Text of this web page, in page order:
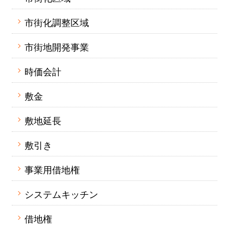
市街化調整区域
市街地開発事業
時価会計
敷金
敷地延長
敷引き
事業用借地権
システムキッチン
借地権